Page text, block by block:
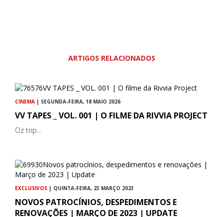
ARTIGOS RELACIONADOS
CINEMA | SEGUNDA-FEIRA, 18 MAIO 2026
VV TAPES _ VOL. 001 | O FILME DA RIVVIA PROJECT
Oz trip...
EXCLUSIVOS | QUINTA-FEIRA, 23 MARÇO 2023
NOVOS PATROCÍNIOS, DESPEDIMENTOS E
RENOVAÇÕES | MARÇO DE 2023 | UPDATE